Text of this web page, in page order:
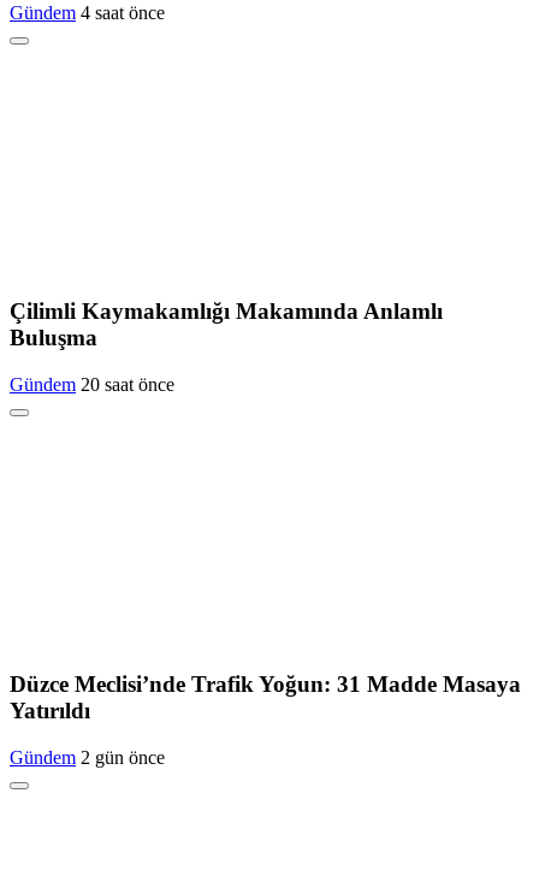
Gündem 4 saat önce
Çilimli Kaymakamlığı Makamında Anlamlı
Buluşma
Gündem 20 saat önce
Düzce Meclisi’nde Trafik Yoğun: 31 Madde Masaya
Yatırıldı
Gündem 2 gün önce